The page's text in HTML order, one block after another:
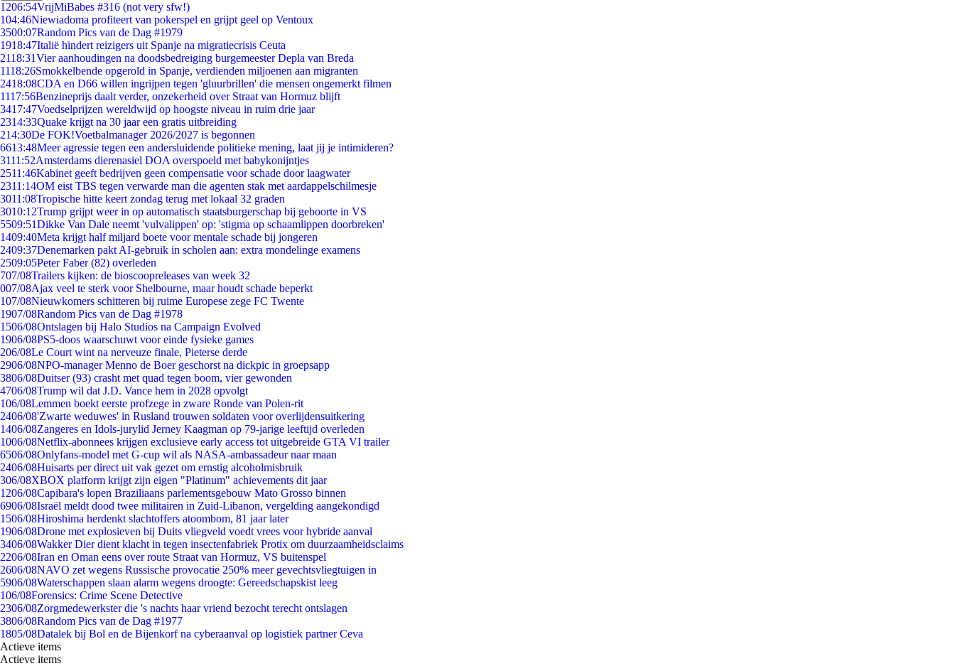
1206:54VrijMiBabes #316 (not very sfw!)
104:46Niewiadoma profiteert van pokerspel en grijpt geel op Ventoux
3500:07Random Pics van de Dag #1979
1918:47Italië hindert reizigers uit Spanje na migratiecrisis Ceuta
2118:31Vier aanhoudingen na doodsbedreiging burgemeester Depla van Breda
1118:26Smokkelbende opgerold in Spanje, verdienden miljoenen aan migranten
2418:08CDA en D66 willen ingrijpen tegen 'gluurbrillen' die mensen ongemerkt filmen
1117:56Benzineprijs daalt verder, onzekerheid over Straat van Hormuz blijft
3417:47Voedselprijzen wereldwijd op hoogste niveau in ruim drie jaar
2314:33Quake krijgt na 30 jaar een gratis uitbreiding
214:30De FOK!Voetbalmanager 2026/2027 is begonnen
6613:48Meer agressie tegen een andersluidende politieke mening, laat jij je intimideren?
3111:52Amsterdams dierenasiel DOA overspoeld met babykonijntjes
2511:46Kabinet geeft bedrijven geen compensatie voor schade door laagwater
2311:14OM eist TBS tegen verwarde man die agenten stak met aardappelschilmesje
3011:08Tropische hitte keert zondag terug met lokaal 32 graden
3010:12Trump grijpt weer in op automatisch staatsburgerschap bij geboorte in VS
5509:51Dikke Van Dale neemt 'vulvalippen' op: 'stigma op schaamlippen doorbreken'
1409:40Meta krijgt half miljard boete voor mentale schade bij jongeren
2409:37Denemarken pakt AI-gebruik in scholen aan: extra mondelinge examens
2509:05Peter Faber (82) overleden
707/08Trailers kijken: de bioscoopreleases van week 32
007/08Ajax veel te sterk voor Shelbourne, maar houdt schade beperkt
107/08Nieuwkomers schitteren bij ruime Europese zege FC Twente
1907/08Random Pics van de Dag #1978
1506/08Ontslagen bij Halo Studios na Campaign Evolved
1906/08PS5-doos waarschuwt voor einde fysieke games
206/08Le Court wint na nerveuze finale, Pieterse derde
2906/08NPO-manager Menno de Boer geschorst na dickpic in groepsapp
3806/08Duitser (93) crasht met quad tegen boom, vier gewonden
4706/08Trump wil dat J.D. Vance hem in 2028 opvolgt
106/08Lemmen boekt eerste profzege in zware Ronde van Polen-rit
2406/08'Zwarte weduwes' in Rusland trouwen soldaten voor overlijdensuitkering
1406/08Zangeres en Idols-jurylid Jerney Kaagman op 79-jarige leeftijd overleden
1006/08Netflix-abonnees krijgen exclusieve early access tot uitgebreide GTA VI trailer
6506/08Onlyfans-model met G-cup wil als NASA-ambassadeur naar maan
2406/08Huisarts per direct uit vak gezet om ernstig alcoholmisbruik
306/08XBOX platform krijgt zijn eigen "Platinum" achievements dit jaar
1206/08Capibara's lopen Braziliaans parlementsgebouw Mato Grosso binnen
6906/08Israël meldt dood twee militairen in Zuid-Libanon, vergelding aangekondigd
1506/08Hiroshima herdenkt slachtoffers atoombom, 81 jaar later
1906/08Drone met explosieven bij Duits vliegveld voedt vrees voor hybride aanval
3406/08Wakker Dier dient klacht in tegen insectenfabriek Protix om duurzaamheidsclaims
2206/08Iran en Oman eens over route Straat van Hormuz, VS buitenspel
2606/08NAVO zet wegens Russische provocatie 250% meer gevechtsvliegtuigen in
5906/08Waterschappen slaan alarm wegens droogte: Gereedschapskist leeg
106/08Forensics: Crime Scene Detective
2306/08Zorgmedewerkster die 's nachts haar vriend bezocht terecht ontslagen
3806/08Random Pics van de Dag #1977
1805/08Datalek bij Bol en de Bijenkorf na cyberaanval op logistiek partner Ceva
Actieve items
Actieve items